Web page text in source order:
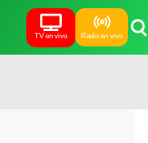
TV en vivo Radio en vivo